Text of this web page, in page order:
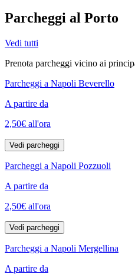
Parcheggi al Porto
Vedi tutti
Prenota parcheggi vicino ai
Parcheggi a Napoli Beverello
A partire da
2,50€ all'ora
Vedi parcheggi
Parcheggi a Napoli Pozzuoli
A partire da
2,50€ all'ora
Vedi parcheggi
Parcheggi a Napoli Mergellina
A partire da